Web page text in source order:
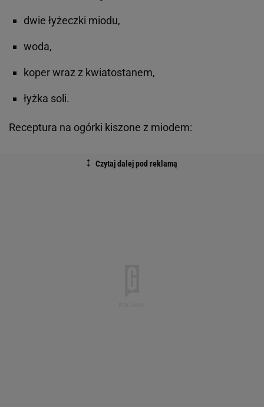
dwie łyżeczki miodu,
woda,
koper wraz z kwiatostanem,
łyżka soli.
Receptura na ogórki kiszone z miodem: